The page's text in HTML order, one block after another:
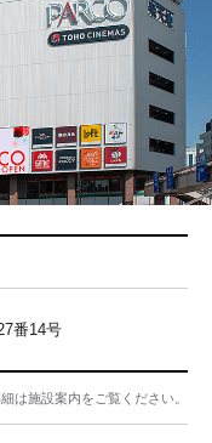
番14号
は施設案内をご覧ください。